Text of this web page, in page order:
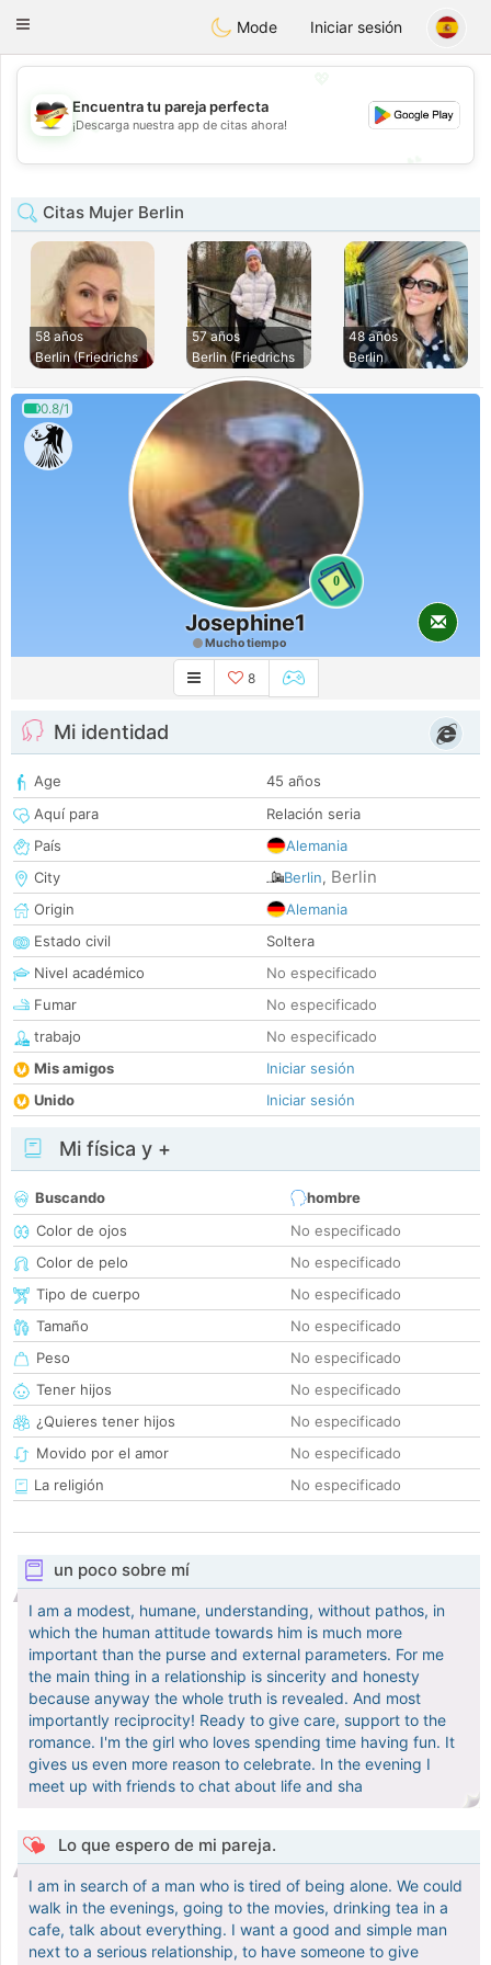
DeutschDating
Toggle
Mode Iniciar sesión
💖
💕
Encuentra tu pareja perfecta
¡Descarga nuestra app de citas ahora!
Citas Mujer Berlin
58 años
Berlin (Friedrichs
57 años
Berlin (Friedrichs
48 años
Berlin
0.8/1
0
Josephine1
Mucho tiempo
8
Mi identidad
Age
45 años
Aquí para
Relación seria
País
Alemania
City
Berlin, Berlin
Origin
Alemania
Estado civil
Soltera
Nivel académico
No especificado
Fumar
No especificado
trabajo
No especificado
Mis amigos
Iniciar sesión
Unido
Iniciar sesión
Mi física y +
Buscando
hombre
Color de ojos
No especificado
Color de pelo
No especificado
Tipo de cuerpo
No especificado
Tamaño
No especificado
Peso
No especificado
Tener hijos
No especificado
¿Quieres tener hijos
No especificado
Movido por el amor
No especificado
La religión
No especificado
un poco sobre mí
I am a modest, humane, understanding, without pathos, in
which the human attitude towards him is much more
important than the purse and external parameters. For me
the main thing in a relationship is sincerity and honesty
because anyway the whole truth is revealed. And most
importantly reciprocity! Ready to give care, support to the
romance. I'm the girl who loves spending time having fun. It
gives us even more reason to celebrate. In the evening I
meet up with friends to chat about life and sha
Lo que espero de mi pareja.
I am in search of a man who is tired of being alone. We could
walk in the evenings, going to the movies, drinking tea in a
cafe, talk about everything. I want a good and simple man
next to a serious relationship, to have someone to give